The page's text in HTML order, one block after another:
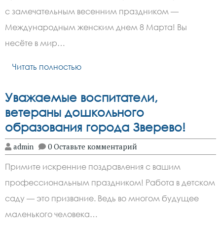
с замечательным весенним праздником —
Международным женским днем 8 Марта! Вы
несёте в мир…
Читать полностью
Уважаемые воспитатели,
ветераны дошкольного
образования города Зверево!
admin 0 Оставьте комментарий
Примите искренние поздравления с вашим
профессиональным праздником! Работа в детском
саду — это призвание. Ведь во многом будущее
маленького человека…